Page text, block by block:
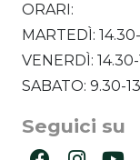
ORARI:
MARTEDÌ:
VENERDÌ:
SABATO: 9.30-
Seguici su